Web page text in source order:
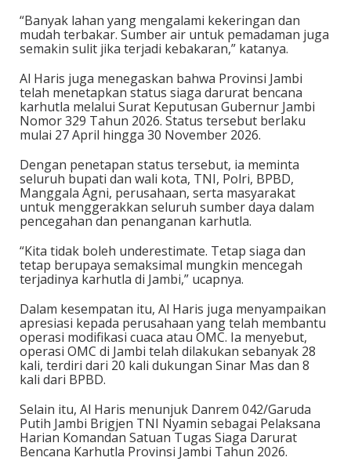
“Banyak lahan yang mengalami kekeringan dan
mudah terbakar. Sumber air untuk pemadaman juga
semakin sulit jika terjadi kebakaran,” katanya.
Al Haris juga menegaskan bahwa Provinsi Jambi
telah menetapkan status siaga darurat bencana
karhutla melalui Surat Keputusan Gubernur Jambi
Nomor 329 Tahun 2026. Status tersebut berlaku
mulai 27 April hingga 30 November 2026.
Dengan penetapan status tersebut, ia meminta
seluruh bupati dan wali kota, TNI, Polri, BPBD,
Manggala Agni, perusahaan, serta masyarakat
untuk menggerakkan seluruh sumber daya dalam
pencegahan dan penanganan karhutla.
“Kita tidak boleh underestimate. Tetap siaga dan
tetap berupaya semaksimal mungkin mencegah
terjadinya karhutla di Jambi,” ucapnya.
Dalam kesempatan itu, Al Haris juga menyampaikan
apresiasi kepada perusahaan yang telah membantu
operasi modifikasi cuaca atau OMC. Ia menyebut,
operasi OMC di Jambi telah dilakukan sebanyak 28
kali, terdiri dari 20 kali dukungan Sinar Mas dan 8
kali dari BPBD.
Selain itu, Al Haris menunjuk Danrem 042/Garuda
Putih Jambi Brigjen TNI Nyamin sebagai Pelaksana
Harian Komandan Satuan Tugas Siaga Darurat
Bencana Karhutla Provinsi Jambi Tahun 2026.